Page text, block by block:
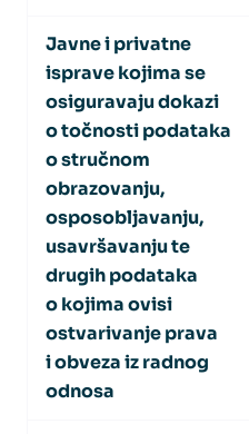
Javne i privatne
isprave kojima se
osiguravaju dokazi
o točnosti podataka
o stručnom
obrazovanju,
osposobljavanju,
usavršavanju te
drugih podataka
o kojima ovisi
ostvarivanje prava
i obveza iz radnog
odnosa